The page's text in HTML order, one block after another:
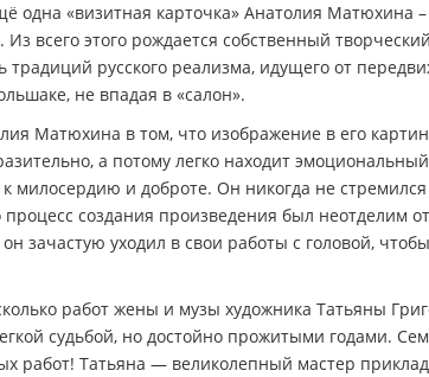
одна «визитная карточка» Анатолия Матюхина –
Из всего этого рождается собственный
русского реализма, идущего от
не впадая в «салон».
Матюхина в том, что изображение в его
а потому легко находит
милосердию и доброте. Он никогда не
создания произведения был неотделим
зачастую уходил в свои работы с головой,
работ жены и музы художника Татьяны
судьбой, но достойно прожитыми годами.
работ! Татьяна — великолепный мастер